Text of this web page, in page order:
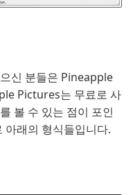
신 분들은 Pineapple
Pictures는 무료로 사
볼 수 있는 점이 포인
아래의 형식들입니다.